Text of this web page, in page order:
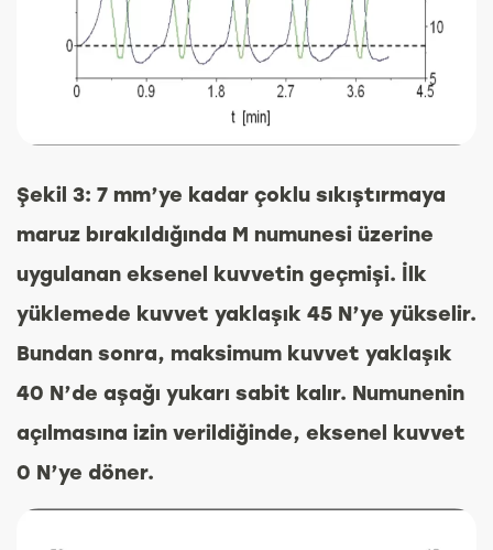
Şekil 3: 7 mm’ye kadar çoklu sıkıştırmaya
maruz bırakıldığında M numunesi üzerine
uygulanan eksenel kuvvetin geçmişi. İlk
yüklemede kuvvet yaklaşık 45 N’ye yükselir.
Bundan sonra, maksimum kuvvet yaklaşık
40 N’de aşağı yukarı sabit kalır. Numunenin
açılmasına izin verildiğinde, eksenel kuvvet
0 N’ye döner.